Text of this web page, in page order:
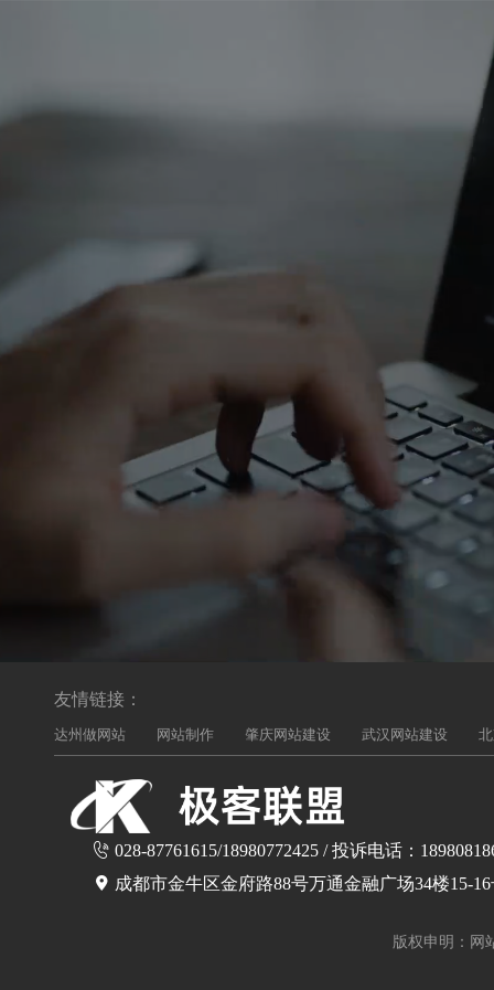
友情链接：
达州做网站 网站制作 肇庆网站建设 武汉网站建设
028-87761615/18980772425 / 投诉电话：
成都市金牛区金府路88号万通金融广场34楼15-
版权申明：网